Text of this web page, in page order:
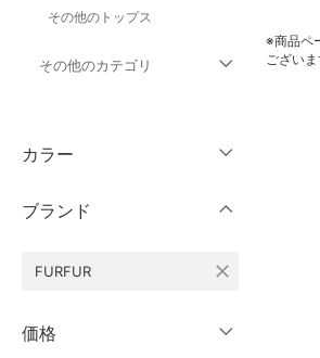
その他のトップス
その他のカテゴリ
ワンピース・ドレス
スカート
オールインワン・オーバ
ーオール
カラー
ブランド
FURFUR close
価格
※商品ペ
ございま